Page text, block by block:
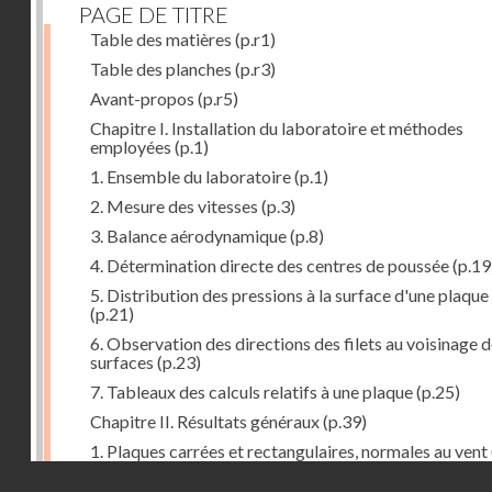
PAGE DE TITRE
Table des matières (p.r1)
Table des planches (p.r3)
Avant-propos (p.r5)
Chapitre I. Installation du laboratoire et méthodes
employées (p.1)
1. Ensemble du laboratoire(p.1)
2. Mesure des vitesses (p.3)
3. Balance aérodynamique(p.8)
4. Détermination directe des centres de poussée
5. Distribution des pressions à la surface d'une plaque
(p.21)
6. Observation des directions des filets au voisinage
surfaces (p.23)
7. Tableaux des calculs relatifs à une plaque(p.25)
Chapitre II. Résultats généraux(p.39)
1. Plaques carrées et rectangulaires, normales au vent